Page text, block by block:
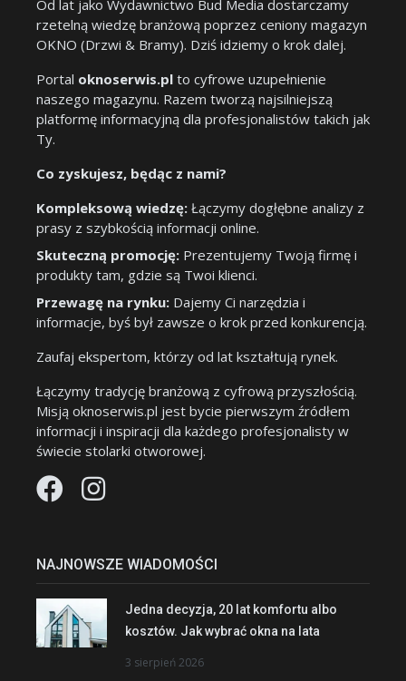
Od lat jako Wydawnictwo Bud Media dostarczamy
rzetelną wiedzę branżową poprzez ceniony magazyn
OKNO (Drzwi & Bramy). Dziś idziemy o krok dalej.
Portal oknoserwis.pl to cyfrowe uzupełnienie
naszego magazynu. Razem tworzą najsilniejszą
platformę informacyjną dla profesjonalistów takich jak
Ty.
Co zyskujesz, będąc z nami?
Kompleksową wiedzę: Łączymy dogłębne analizy z
prasy z szybkością informacji online.
Skuteczną promocję: Prezentujemy Twoją firmę i
produkty tam, gdzie są Twoi klienci.
Przewagę na rynku: Dajemy Ci narzędzia i
informacje, byś był zawsze o krok przed konkurencją.
Zaufaj ekspertom, którzy od lat kształtują rynek.
Łączymy tradycję branżową z cyfrową przyszłością.
Misją oknoserwis.pl jest bycie pierwszym źródłem
informacji i inspiracji dla każdego profesjonalisty w
świecie stolarki otworowej.
NAJNOWSZE WIADOMOŚCI
Jedna decyzja, 20 lat komfortu albo
kosztów. Jak wybrać okna na lata
3 sierpień 2026